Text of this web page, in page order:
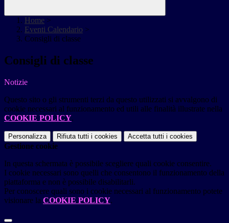
Home >
Eventi Calendario >
Consigli di classe
Consigli di classe
Notizie
Questo sito o gli strumenti terzi da questo utilizzati si avvalgono di
cookie necessari al funzionamento ed utili alle finalità illustrate nella
COOKIE POLICY.
Personalizza Rifiuta tutti i cookies Accetta tutti i cookies
Gestione cookie
In questa schermata è possibile scegliere quali cookie consentire.
I cookie necessari sono quelli che consentono il funzionamento della
piattaforma e non è possibile disabilitarli.
Per conoscere quali sono i cookie necessari al funzionamento potete
visionare la COOKIE POLICY.